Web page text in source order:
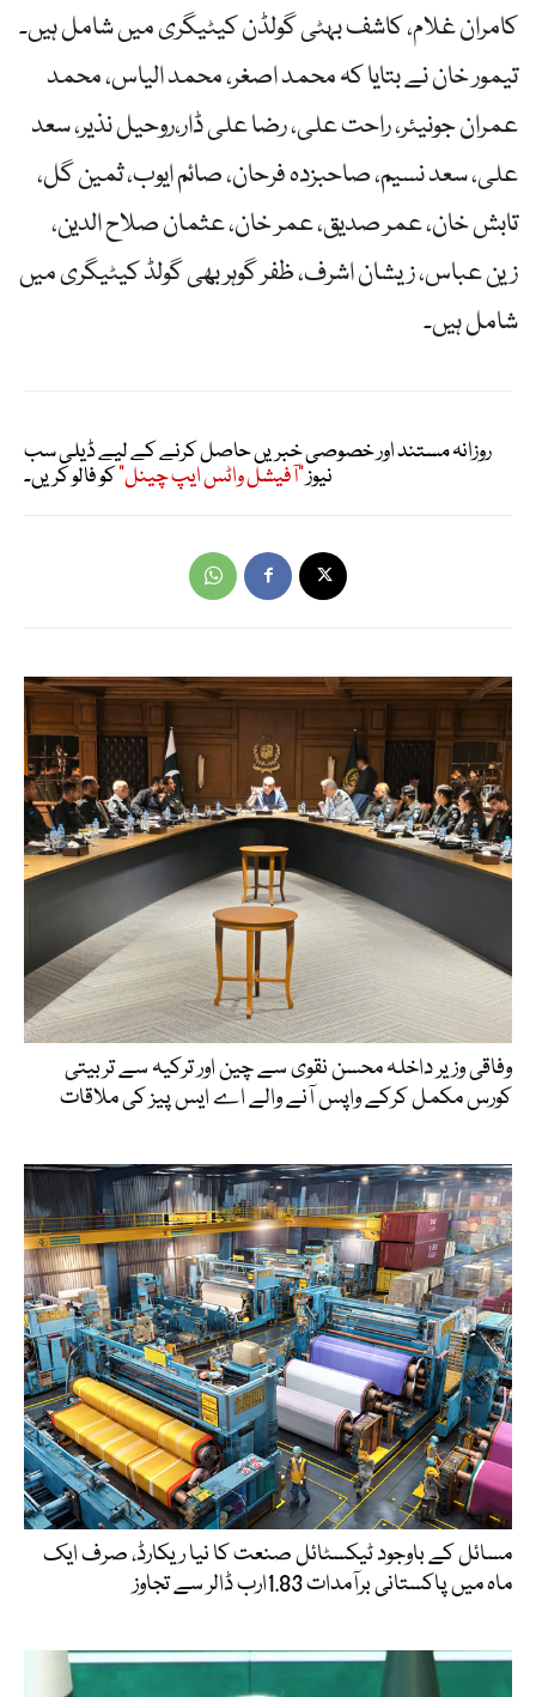
کامران غلام، کاشف بہٹی گولڈن کیٹیگری میں شامل ہیں۔
تیمور خان نے بتایا کہ محمد اصغر، محمد الیاس، محمد
عمران جونیئر، راحت علی، رضا علی ڈار،روحیل نذیر، سعد
علی، سعد نسیم، صاحبزدہ فرحان، صائم ایوب، ثمین گل،
تابش خان، عمر صدیق، عمر خان، عثمان صلاح الدین،
زین عباس، زیشان اشرف، ظفر گوہر بھی گولڈ کیٹیگری میں
شامل ہیں۔
روزانہ مستند اور خصوصی خبریں حاصل کرنے کے لیے ڈیلی سب
نیوز"آفیشل واٹس ایپ چینل"کو فالو کریں۔
وفاقی وزیر داخلہ محسن نقوی سے چین اور ترکیہ سے تربیتی
کورس مکمل کرکے واپس آنے والے اے ایس پیز کی ملاقات
مسائل کے باوجود ٹیکسٹائل صنعت کا نیا ریکارڈ، صرف ایک
ماہ میں پاکستانی برآمدات 1.83ارب ڈالر سے تجاوز